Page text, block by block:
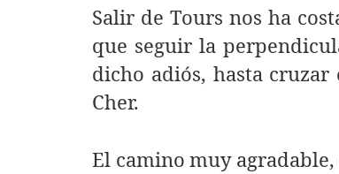
Salir de Tours nos ha
que seguir la
dicho adiós, hasta
Cher.
El camino muy